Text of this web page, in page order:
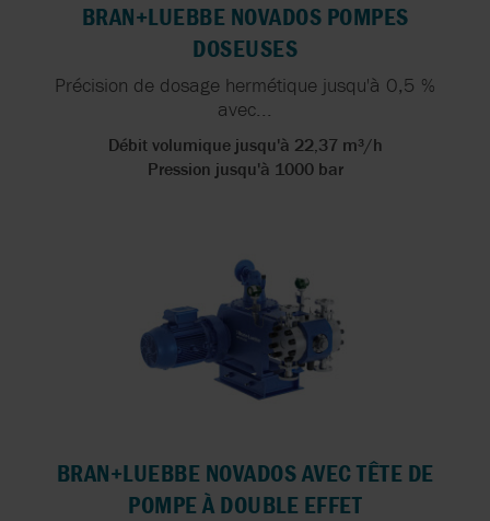
BRAN+LUEBBE NOVADOS POMPES
DOSEUSES
Précision de dosage hermétique jusqu'à 0,5 %
avec...
Débit volumique jusqu'à 22,37 m³/h
Pression jusqu'à 1000 bar
BRAN+LUEBBE NOVADOS AVEC TÊTE DE
POMPE À DOUBLE EFFET